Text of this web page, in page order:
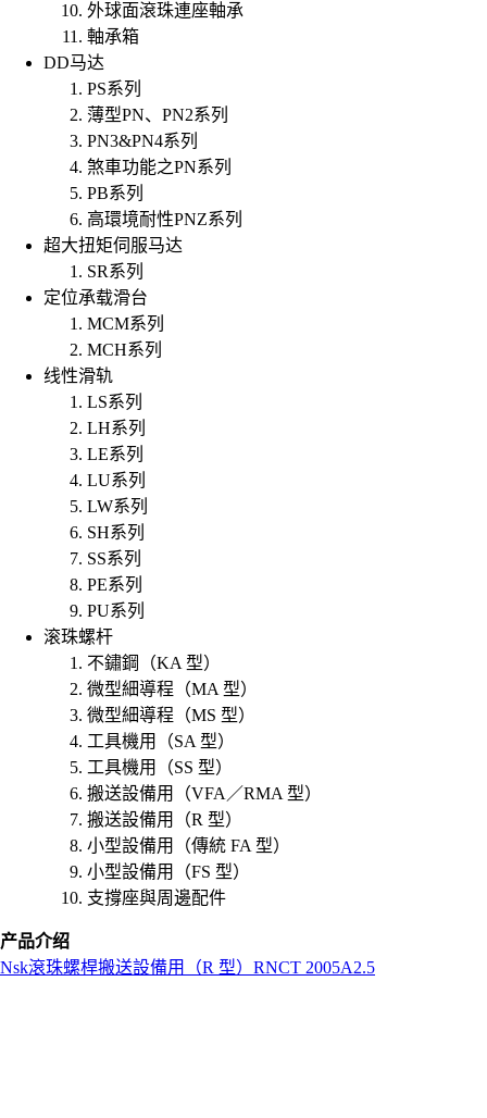
外球面滾珠連座軸承
軸承箱
DD马达
PS系列
薄型PN、PN2系列
PN3&PN4系列
煞車功能之PN系列
PB系列
高環境耐性PNZ系列
超大扭矩伺服马达
SR系列
定位承载滑台
MCM系列
MCH系列
线性滑轨
LS系列
LH系列
LE系列
LU系列
LW系列
SH系列
SS系列
PE系列
PU系列
滚珠螺杆
不鏽鋼（KA 型）
微型細導程（MA 型）
微型細導程（MS 型）
工具機用（SA 型）
工具機用（SS 型）
搬送設備用（VFA／RMA 型）
搬送設備用（R 型）
小型設備用（傳統 FA 型）
小型設備用（FS 型）
支撐座與周邊配件
产品介绍
Nsk滾珠螺桿搬送設備用（R 型） RNCT 2005A2.5